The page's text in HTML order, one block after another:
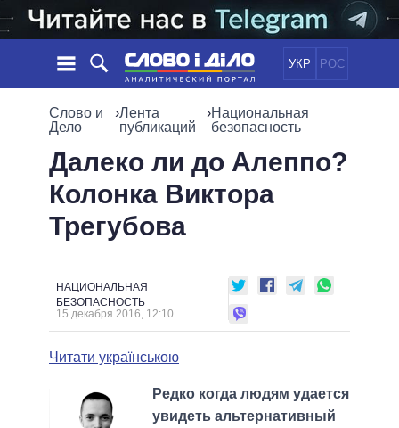
УКР РОС
НОВОСТИ
СОБЫТИЯ
СТАТЬИ
МНЕНИЯ
ДАЙДЖЕСТЫ
ПОЛИТИКА
ОБЩЕСТВО
ОБЕЩАНИЯ
ПОЛИТИКИ
ВСЕ ПОЛИТИКИ
ВЕРХОВНАЯ РАДА
КАБИНЕТ МИНИСТРОВ
ГЛАВЫ ОБЛАДМИНИСТРАЦИЙ
МЭРЫ
ВСЕ ПЕРСОНЫ
ИНФОГРАФИКА
ВИДЕО
ПОДДЕРЖАТЬ
СРАВНЕНИЕ ПОЛИТИКОВ
Слово и
Дело
›Лента
публикаций
›Национальная
безопасность
Далеко ли до Алеппо?
Колонка Виктора
Трегубова
НАЦИОНАЛЬНАЯ
БЕЗОПАСНОСТЬ
15 декабря 2016, 12:10
Читати українською
Редко когда людям удается
увидеть альтернативный